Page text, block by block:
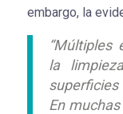
embargo, la
“Múltiples
la
En